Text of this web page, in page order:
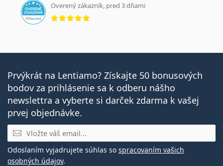
Overený zákazník, pred 3 dňami
hodnotenie 5 z 5
Prvýkrát na Lentiamo? Získajte 50 bonusových
bodov za prihlásenie sa k odberu nášho
newslettra a vyberte si darček zdarma k vašej
prvej objednávke.
E-mail
Odoslaním vyjadrujete súhlas so spracovaním vašich
osobných údajov.